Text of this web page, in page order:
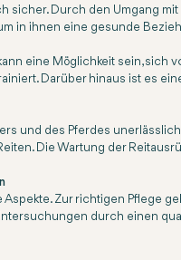
sicher. Durch den Umgang
in ihnen eine gesunde
eine Möglichkeit sein,
Darüber hinaus ist es
und des Pferdes
Die Wartung der
Zur richtigen Pflege
durch einen